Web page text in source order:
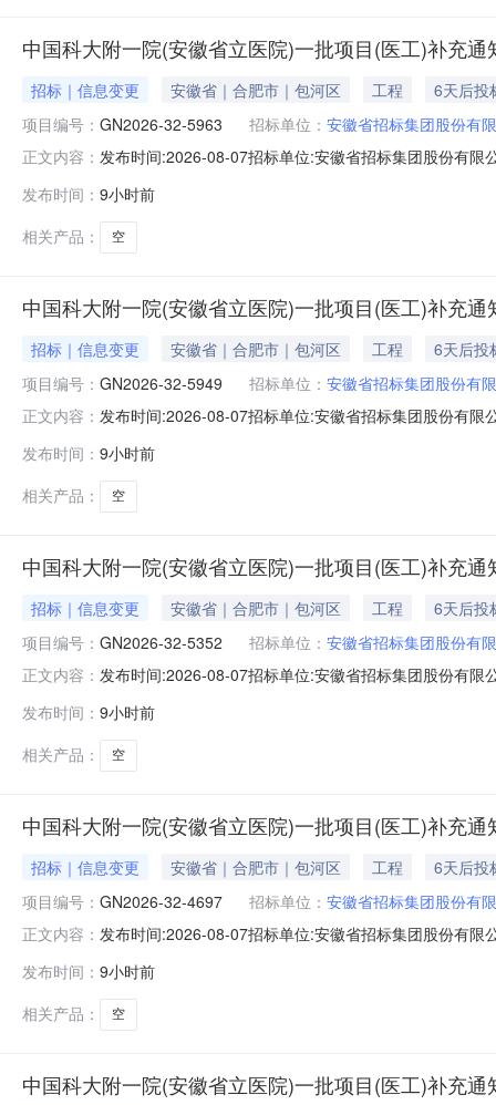
中国科大附一院(安徽省立医院)一批项目(医工)补充
招标｜信息变更 安徽省｜合肥市｜包河区 工程
6天后投
项目编号： GN2026-32-5963 招标单位： 安徽省招标集团股份有
正文内容： 发布时间:2026-08-07招标单位:安徽省招标集团股份有
7：20-7：40。（请参选人尽量在上述时间段内递交参选
发布时间： 9小时前
相关产品：
空
中国科大附一院(安徽省立医院)一批项目(医工)补充
招标｜信息变更 安徽省｜合肥市｜包河区 工程
6天后投
项目编号： GN2026-32-5949 招标单位： 安徽省招标集团股份有
正文内容： 发布时间:2026-08-07招标单位:安徽省招标集团股份有
7：20-7：40。（请参选人尽量在上述时间段内递交参选
发布时间： 9小时前
相关产品：
空
中国科大附一院(安徽省立医院)一批项目(医工)补充
招标｜信息变更 安徽省｜合肥市｜包河区 工程
6天后投
项目编号： GN2026-32-5352 招标单位： 安徽省招标集团股份有
正文内容： 发布时间:2026-08-07招标单位:安徽省招标集团股份有
7：20-7：40。（请参选人尽量在上述时间段内递交参选
发布时间： 9小时前
相关产品：
空
中国科大附一院(安徽省立医院)一批项目(医工)补充
招标｜信息变更 安徽省｜合肥市｜包河区 工程
6天后投
项目编号： GN2026-32-4697 招标单位： 安徽省招标集团股份有
正文内容： 发布时间:2026-08-07招标单位:安徽省招标集团股份有
7：20-7：40。（请参选人尽量在上述时间段内递交参选
发布时间： 9小时前
相关产品：
空
中国科大附一院(安徽省立医院)一批项目(医工)补充